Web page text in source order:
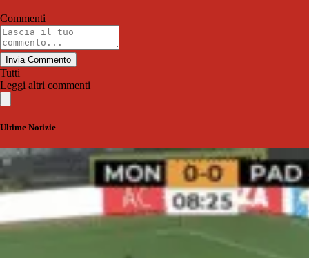
Commenti
Invia Commento
Tutti
Leggi altri commenti
Ultime Notizie